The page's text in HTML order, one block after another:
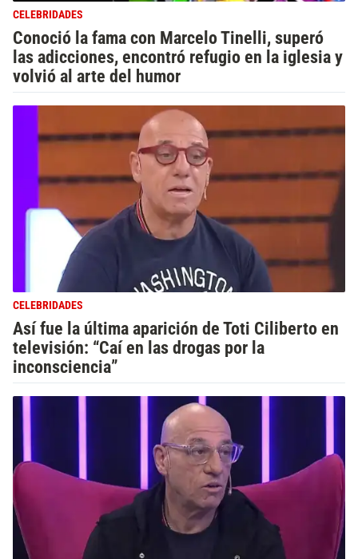
CELEBRIDADES
Conoció la fama con Marcelo Tinelli, superó
las adicciones, encontró refugio en la iglesia y
volvió al arte del humor
CELEBRIDADES
Así fue la última aparición de Toti Ciliberto en
televisión: “Caí en las drogas por la
inconsciencia”